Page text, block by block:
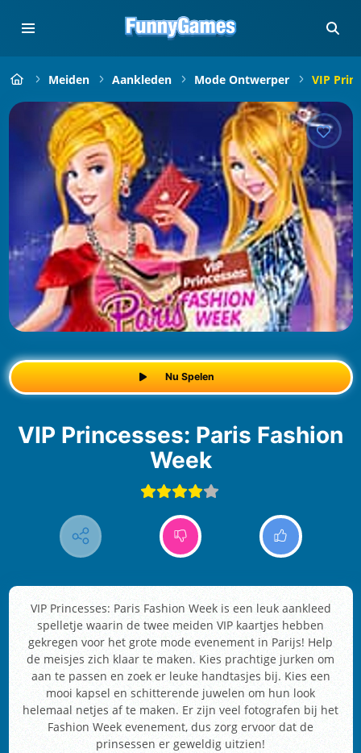
Meiden Aankleden Mode Ontwerper VIP
Nu Spelen
VIP Princesses: Paris Fashion
Week
VIP Princesses: Paris Fashion Week is een leuk aankleed
spelletje waarin de twee meiden VIP kaartjes hebben
gekregen voor het grote mode evenement in Parijs! Help
de meisjes zich klaar te maken. Kies prachtige jurken om
aan te passen en zoek er leuke handtasjes bij. Kies een
mooi kapsel en schitterende juwelen om hun look
helemaal netjes af te maken. Er zijn veel fotografen bij het
Fashion Week evenement, dus zorg ervoor dat de
prinsessen er geweldig uitzien!